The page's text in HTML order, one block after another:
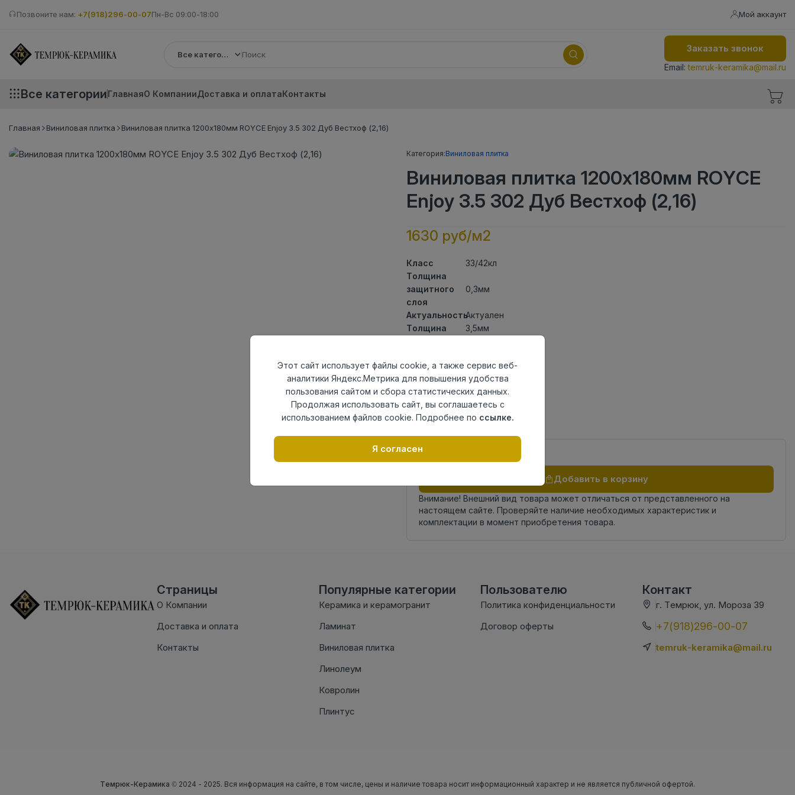
Позвоните нам: +7(918)296-00-07Пн-Вс 09:00-18:00 Мой аккаунт
Все категории
Заказать звонок
Email:temruk-keramika@mail.ru
Все категорииГлавнаяО КомпанииДоставка и оплатаКонтакты
Главная Виниловая плитка Виниловая плитка 1200x180мм ROYCE Enjoy 3.5 302 Дуб Вестхоф (2,16)
Категория:Виниловая плитка
Виниловая плитка 1200x180мм ROYCE
Enjoy 3.5 302 Дуб Вестхоф (2,16)
1630 руб/м2
Класс
33/42кл
Толщина
защитного
слоя
0,3мм
АктуальностьАктуален
Толщина
3,5мм
Теплый пол
до +27 градусов
Способ
укладки
Замковый метод
Фаска
4V micro
Страна
Добавить в корзину
Внимание! Внешний вид товара может отличаться от представленного на
настоящем сайте. Проверяйте наличие необходимых характеристик и
комплектации в момент приобретения товара.
Страницы
О Компании
Доставка и оплата
Контакты
Популярные категории
Керамика и керамогранит
Ламинат
Виниловая плитка
Линолеум
Ковролин
Плинтус
Пользователю
Политика конфиденциальности
Договор оферты
Контакт
г. Темрюк, ул. Мороза 39
+7(918)296-00-07
temruk-keramika@mail.ru
Темрюк-Керамика © 2024 - 2025. Вся информация на сайте, в том числе, цены и наличие товара носит информационный характер и не является публичной офертой.
Этот сайт использует файлы cookie, а также сервис веб-
аналитики Яндекс.Метрика для повышения удобства
пользования сайтом и сбора статистических данных.
Продолжая использовать сайт, вы соглашаетесь с
использованием файлов cookie. Подробнее по ссылке.
Я согласен